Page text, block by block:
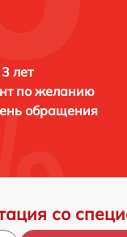
лет
по желанию
обращения
со